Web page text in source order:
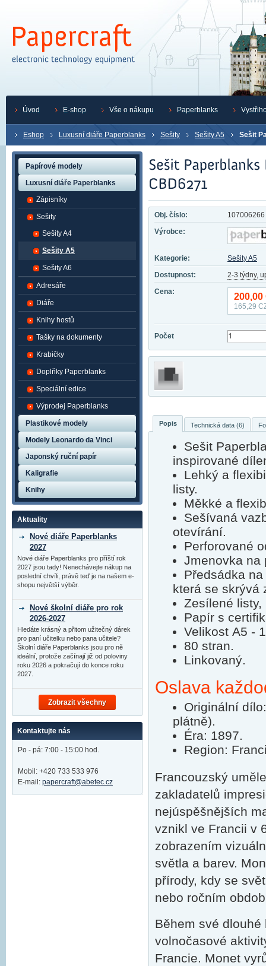
Eshop Luxusní diáře Paperblanks Sešity Sešity A5 Sešit
Obj. číslo:
107006266
Výrobce:
Kategorie:
Sešity A5
Dostupnost:
2-3 týdny,
Cena:
200,00
165,29
Počet
Popis Technická data (6)
Sešit
inspirované
Lehký a
listy.
Měkké a
Sešívaná
otevírání.
Perforované
Jmenovka na
Předsádka
která se skrývá
Zesílené
Papír s
Velikost A5 -
80 stran.
Linkovaný.
Oslava
Originální
plátně).
Éra: 1897.
Region:
Francouzský
zakladatelů
nejúspěšnějších
vznikl ve Francii v
zobrazením
světla a barev.
přírody, kdy se
nebo ročním
Během své
volnočasové
Francie. Monet
Papírové modely
Luxusní diáře Paperblanks
Zápisníky
Sešity
Sešity A4
Sešity A5
Sešity A6
Adresáře
Diáře
Knihy hostů
Tašky na dokumenty
Krabičky
Doplňky Paperblanks
Speciální edice
Výprodej Paperblanks
Plastikové modely
Modely Leonardo da Vinci
Japonský ruční papír
Kaligrafie
Knihy
Aktuality
Nové diáře Paperblanks
2027
Nové diáře Paperblanks pro příští rok
2027 jsou tady! Nenechávejte nákup na
poslední chvíli, právě teď je na našem e-
shopu největší výběr.
Nové školní diáře pro rok
2026-2027
Hledáte krásný a přitom užitečný dárek
pro paní učitelku nebo pana učitele?
Školní diáře Paperblanks jsou pro ně
ideální, protože začínají již od poloviny
roku 2026 a pokračují do konce roku
2027.
Zobrazit všechny
Kontaktujte nás
Po - pá: 7:00 - 15:00 hod.
Mobil: +420 733 533 976
E-mail: papercraft@abetec.cz
Úvod E-shop Vše o nákupu Paperblanks